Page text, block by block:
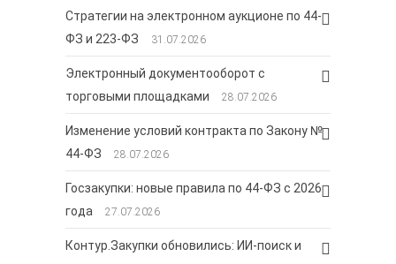
Стратегии на электронном аукционе по 44-
ФЗ и 223-ФЗ
31.07.2026
Электронный документооборот с
торговыми площадками
28.07.2026
Изменение условий контракта по Закону №
44-ФЗ
28.07.2026
Госзакупки: новые правила по 44-ФЗ с 2026
года
27.07.2026
Контур.Закупки обновились: ИИ-поиск и